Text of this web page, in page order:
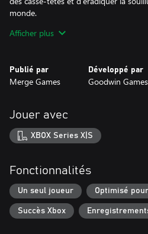
monde.
Exploration maritime et terrestre
Utilisez le pouvoir du bâton de
petite embarcation sur les eaux
Explorez le monde, rencontrez
leurs souffrances grâce à vos talents
Vivez un périple émouvant
qui ont perdu des êtres chers.
vient renforcer l'impact émotionnel du
Un monde unique à l'univers riche
Afficher plus
Publié par
Merge Games
Développé par
Goodwin Games
Jouer avec
XBOX Series X|S
Fonctionnalités
Un seul joueur Optimisé
Succès Xbox